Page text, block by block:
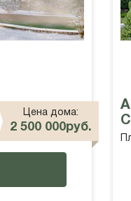
Цена дома:
2 500 000руб.